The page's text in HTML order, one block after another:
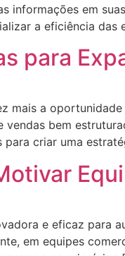
em
a eficiência das
para
mais a
bem
para criar uma
e eficaz para
em equipes